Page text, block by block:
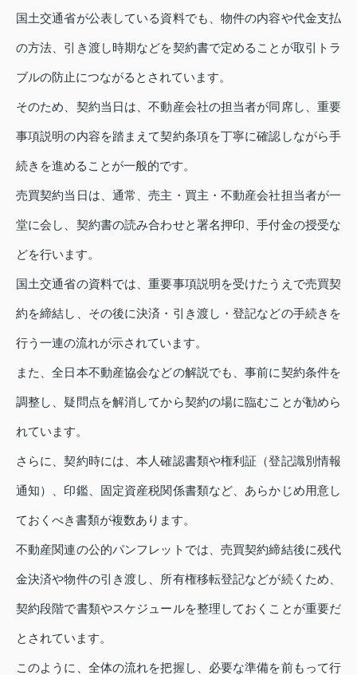
国土交通省が公表している資料でも、物件の内容や代金支払
の方法、引き渡し時期などを契約書で定めることが取引トラ
ブルの防止につながるとされています。
そのため、契約当日は、不動産会社の担当者が同席し、重要
事項説明の内容を踏まえて契約条項を丁寧に確認しながら手
続きを進めることが一般的です。
売買契約当日は、通常、売主・買主・不動産会社担当者が一
堂に会し、契約書の読み合わせと署名押印、手付金の授受な
どを行います。
国土交通省の資料では、重要事項説明を受けたうえで売買契
約を締結し、その後に決済・引き渡し・登記などの手続きを
行う一連の流れが示されています。
また、全日本不動産協会などの解説でも、事前に契約条件を
調整し、疑問点を解消してから契約の場に臨むことが勧めら
れています。
さらに、契約時には、本人確認書類や権利証（登記識別情報
通知）、印鑑、固定資産税関係書類など、あらかじめ用意し
ておくべき書類が複数あります。
不動産関連の公的パンフレットでは、売買契約締結後に残代
金決済や物件の引き渡し、所有権移転登記などが続くため、
契約段階で書類やスケジュールを整理しておくことが重要だ
とされています。
このように、全体の流れを把握し、必要な準備を前もって行